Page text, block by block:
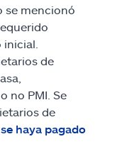
se mencionó
de
no PMI. Se
de
haya pagado